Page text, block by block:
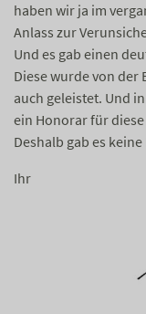
haben wir ja im
Anlass zur
Und es gab einen
Diese wurde von der
auch geleistet. Und
ein Honorar für
Deshalb gab es
Ihr